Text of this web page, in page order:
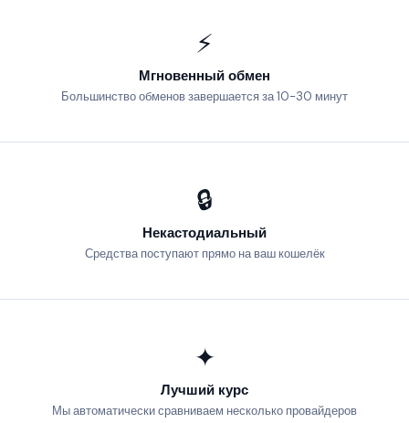
⚡
Мгновенный обмен
Большинство обменов завершается за 10-30 минут
🔒
Некастодиальный
Средства поступают прямо на ваш кошелёк
✦
Лучший курс
Мы автоматически сравниваем несколько провайдеров